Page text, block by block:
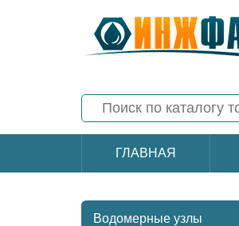
ГЛАВНАЯ
Водомерные узлы